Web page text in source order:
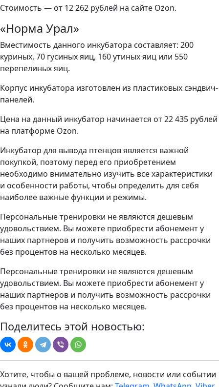
Стоимость — от 12 262 рублей на сайте Ozon.
«Норма Урал»
Вместимость данного инкубатора составляет: 200
куриных, 70 гусиных яиц, 160 утиных яиц или 550
перепелиных яиц.
Корпус инкубатора изготовлен из пластиковых сэндвич-
панелей.
Цена на данный инкубатор начинается от 22 435 рублей
на платформе Ozon.
Инкубатор для вывода птенцов является важной
покупкой, поэтому перед его приобретением
необходимо внимательно изучить все характеристики
и особенности работы, чтобы определить для себя
наиболее важные функции и режимы.
Персональные тренировки не являются дешевым
удовольствием. Вы можете приобрести абонемент у
наших партнеров и получить возможность рассрочки
без процентов на несколько месяцев.
Персональные тренировки не являются дешевым
удовольствием. Вы можете приобрести абонемент у
наших партнеров и получить возможность рассрочки
без процентов на несколько месяцев.
Поделитесь этой новостью:
Хотите, чтобы о вашей проблеме, новости или событии